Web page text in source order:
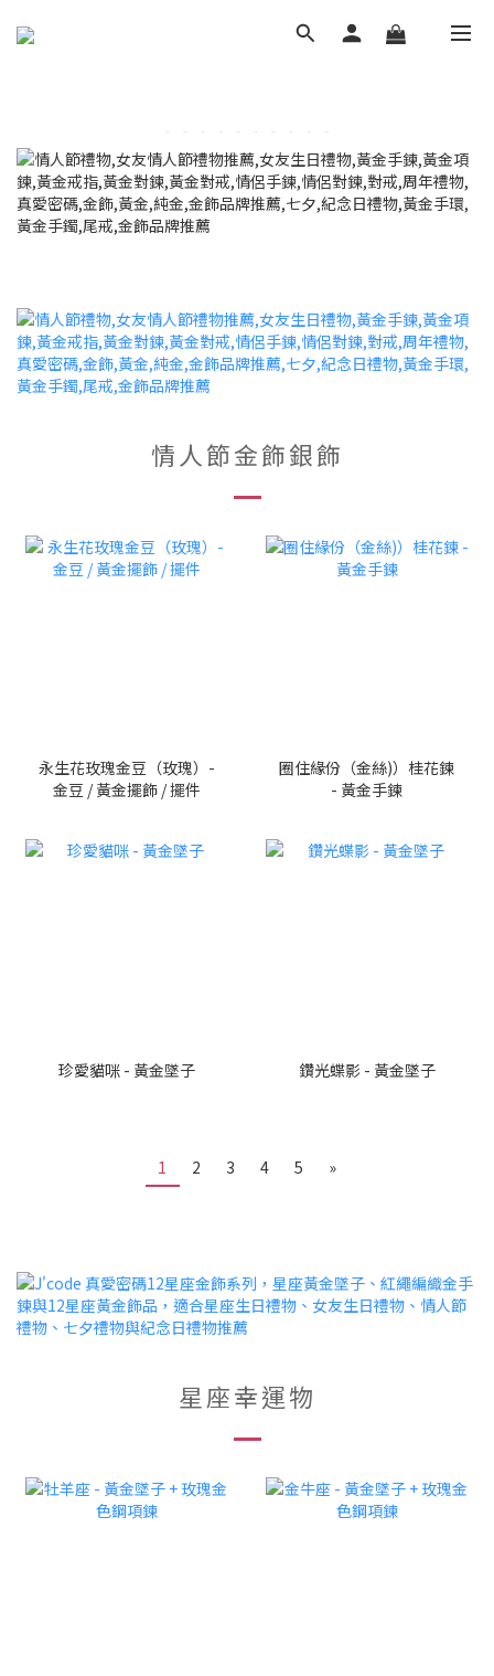
情人節金飾銀飾
永生花玫瑰金豆（玫瑰）-
金豆 / 黃金擺飾 / 擺件
圈住緣份（金絲)）桂花鍊
- 黃金手鍊
珍愛貓咪 - 黃金墜子 鑽光蝶影 - 黃金墜子
1 2 3 4 5 »
星座幸運物